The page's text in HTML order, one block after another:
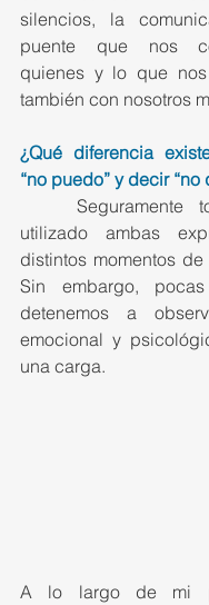
silencios, la
puente que nos
quienes y lo que
también con nosotros
¿Qué diferencia
“no puedo” y decir “no
utilizado ambas
distintos momentos
Sin embargo,
detenemos a
emocional y
una carga.
A lo largo de mi